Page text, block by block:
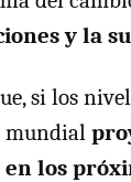
y la
si los
mundial
los